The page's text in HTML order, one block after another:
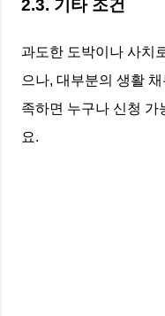
2.3. 기타 조건
과도한 도박이나 사치
으나, 대부분의 생활
족하면 누구나 신청 가
요.